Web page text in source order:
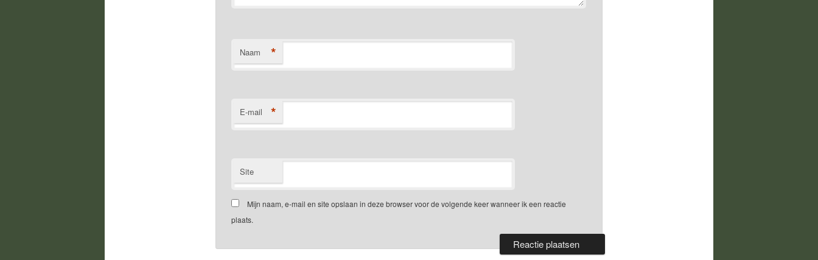
Naam *
E-mail *
Site
Mijn naam, e-mail en site opslaan in deze browser voor de volgende keer wanneer ik een reactie
plaats.